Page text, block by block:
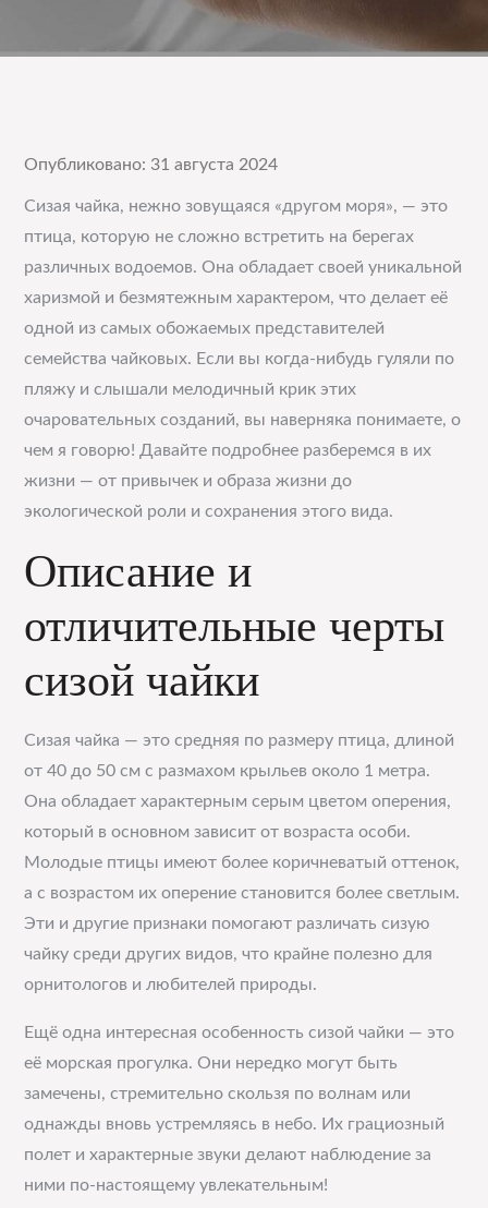
Опубликовано: 31 августа 2024
Сизая чайка, нежно зовущаяся «другом моря», — это
птица, которую не сложно встретить на берегах
различных водоемов. Она обладает своей уникальной
харизмой и безмятежным характером, что делает её
одной из самых обожаемых представителей
семейства чайковых. Если вы когда-нибудь гуляли по
пляжу и слышали мелодичный крик этих
очаровательных созданий, вы наверняка понимаете, о
чем я говорю! Давайте подробнее разберемся в их
жизни — от привычек и образа жизни до
экологической роли и сохранения этого вида.
Описание и
отличительные черты
сизой чайки
Сизая чайка — это средняя по размеру птица, длиной
от 40 до 50 см с размахом крыльев около 1 метра.
Она обладает характерным серым цветом оперения,
который в основном зависит от возраста особи.
Молодые птицы имеют более коричневатый оттенок,
а с возрастом их оперение становится более светлым.
Эти и другие признаки помогают различать сизую
чайку среди других видов, что крайне полезно для
орнитологов и любителей природы.
Ещё одна интересная особенность сизой чайки — это
её морская прогулка. Они нередко могут быть
замечены, стремительно скользя по волнам или
однажды вновь устремляясь в небо. Их грациозный
полет и характерные звуки делают наблюдение за
ними по-настоящему увлекательным!